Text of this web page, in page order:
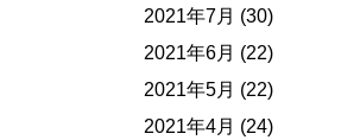
2021年7月 (30)
2021年6月 (22)
2021年5月 (22)
2021年4月 (24)